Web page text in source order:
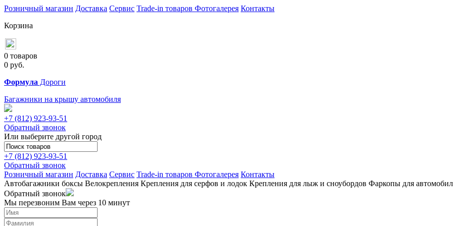
Розничный магазин Доставка Сервис Trade-in товаров Фотогалерея Контакты
Корзина
0 товаров
0 руб.
Формула Дороги
Багажники на крышу автомобиля
+7 (812) 923-93-51
Обратный звонок
Или выберите другой город
+7 (812) 923-93-51
Обратный звонок
Розничный магазин Доставка Сервис Trade-in товаров Фотогалерея Контакты
Автобагажники боксы Велокрепления Крепления для серфов и лодок Крепления для лыж и сноубордов Фаркопы для
Обратный звонок
Мы перезвоним Вам через 10 минут